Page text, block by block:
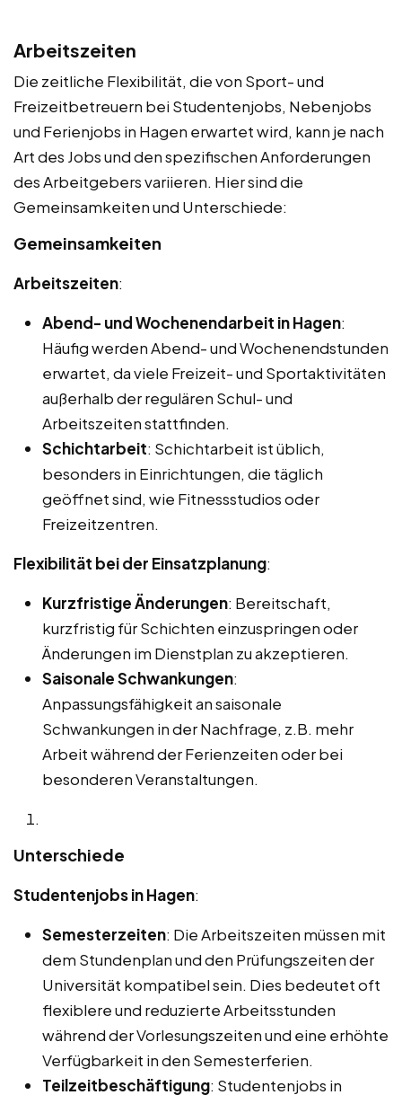
Arbeitszeiten
Die zeitliche Flexibilität, die von Sport- und
Freizeitbetreuern bei Studentenjobs, Nebenjobs
und Ferienjobs in Hagen erwartet wird, kann je nach
Art des Jobs und den spezifischen Anforderungen
des Arbeitgebers variieren. Hier sind die
Gemeinsamkeiten und Unterschiede:
Gemeinsamkeiten
Arbeitszeiten:
Abend- und Wochenendarbeit in Hagen:
Häufig werden Abend- und Wochenendstunden
erwartet, da viele Freizeit- und Sportaktivitäten
außerhalb der regulären Schul- und
Arbeitszeiten stattfinden.
Schichtarbeit: Schichtarbeit ist üblich,
besonders in Einrichtungen, die täglich
geöffnet sind, wie Fitnessstudios oder
Freizeitzentren.
Flexibilität bei der Einsatzplanung:
Kurzfristige Änderungen: Bereitschaft,
kurzfristig für Schichten einzuspringen oder
Änderungen im Dienstplan zu akzeptieren.
Saisonale Schwankungen:
Anpassungsfähigkeit an saisonale
Schwankungen in der Nachfrage, z.B. mehr
Arbeit während der Ferienzeiten oder bei
besonderen Veranstaltungen.
Unterschiede
Studentenjobs in Hagen:
Semesterzeiten: Die Arbeitszeiten müssen mit
dem Stundenplan und den Prüfungszeiten der
Universität kompatibel sein. Dies bedeutet oft
flexiblere und reduzierte Arbeitsstunden
während der Vorlesungszeiten und eine erhöhte
Verfügbarkeit in den Semesterferien.
Teilzeitbeschäftigung: Studentenjobs in